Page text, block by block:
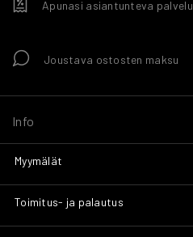
Apunasi asiantunteva palvelu
Joustava ostosten maksu
Info
Myymälät
Toimitus- ja palautus